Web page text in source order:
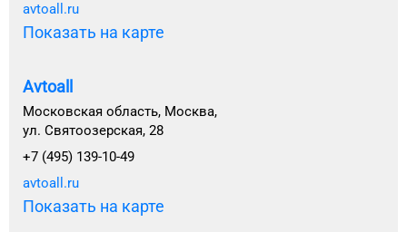
avtoall.ru
Показать на карте
Avtoall
Московская область, Москва,
ул. Святоозерская, 28
+7 (495) 139-10-49
avtoall.ru
Показать на карте